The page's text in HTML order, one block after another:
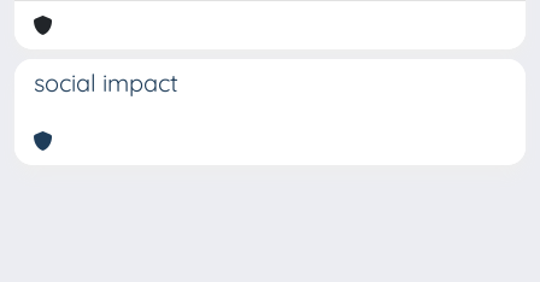
social impact